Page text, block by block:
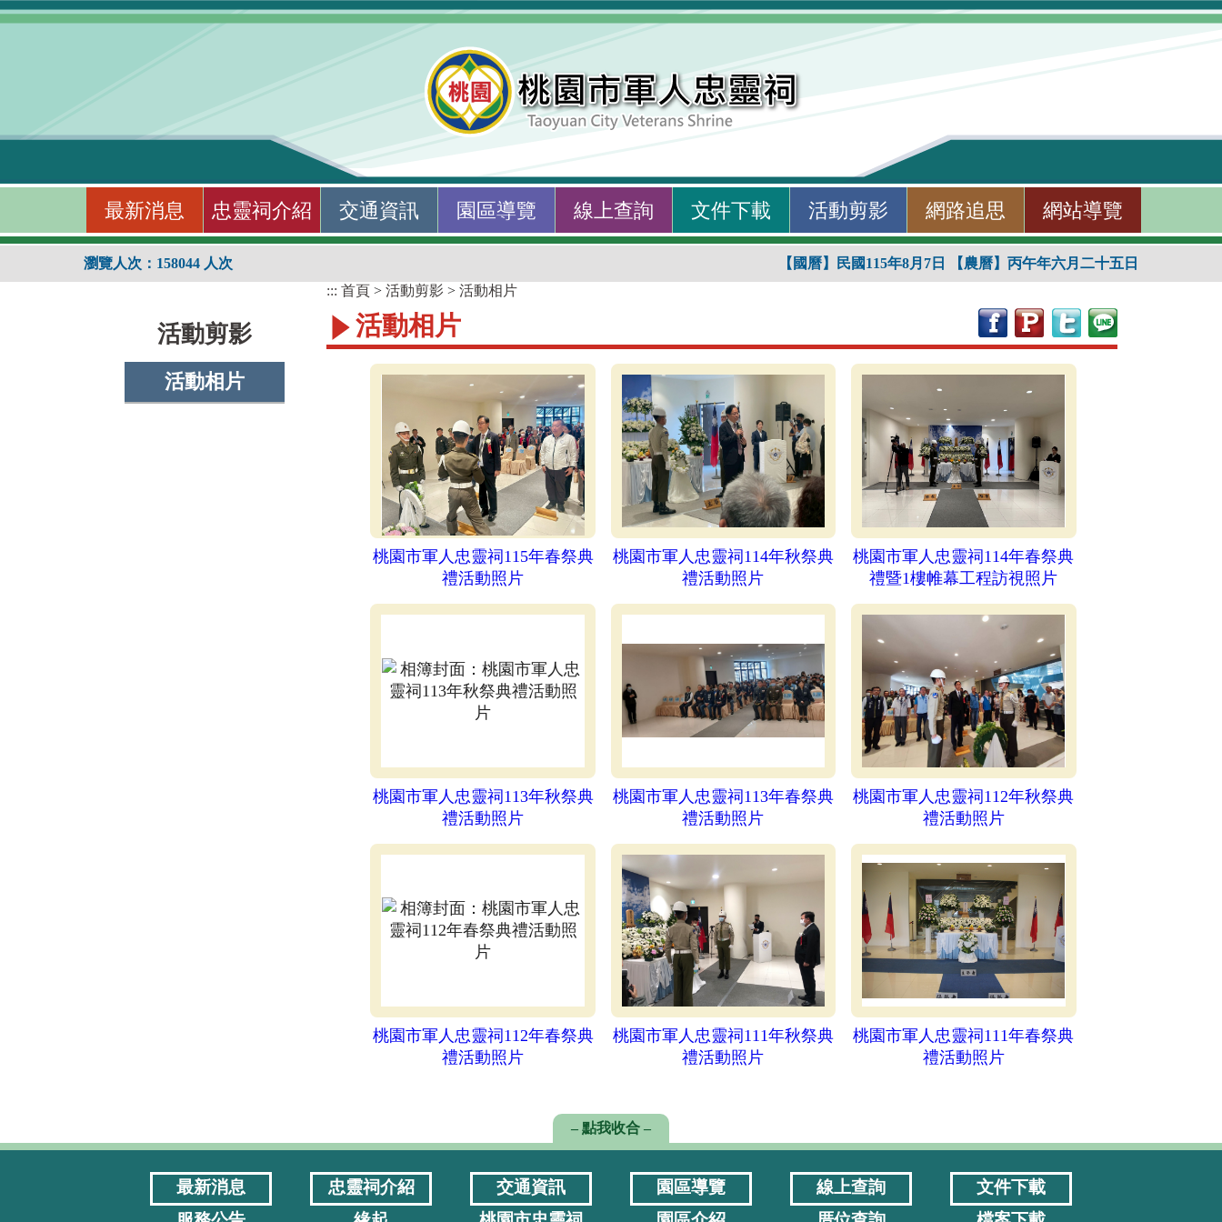
跳到主要內容區塊
最新消息 忠靈祠介紹 交通資訊 園區導覽 線上查詢 文件下載 活動剪影 網路追思 網站導覽
瀏覽人次：158044 人次 【國曆】民國115年8月7日 【農曆】丙午年六月二十五日
活動剪影
活動相片
::: 首頁> 活動剪影 > 活動相片
活動相片
桃園市軍人忠靈祠115年春祭典
禮活動照片
桃園市軍人忠靈祠114年秋祭典
禮活動照片
桃園市軍人忠靈祠114年春祭典
禮暨1樓帷幕工程訪視照片
桃園市軍人忠靈祠113年秋祭典
禮活動照片
桃園市軍人忠靈祠113年春祭典
禮活動照片
桃園市軍人忠靈祠112年秋祭典
禮活動照片
桃園市軍人忠靈祠112年春祭典
禮活動照片
桃園市軍人忠靈祠111年秋祭典
禮活動照片
桃園市軍人忠靈祠111年春祭典
禮活動照片
– 點我收合 –
最新消息
忠靈祠介紹
交通資訊
園區導覽
線上查詢
文件下載